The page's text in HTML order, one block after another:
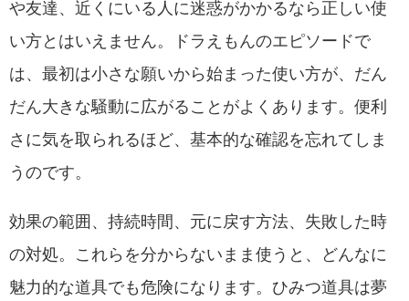
や友達、近くにいる人に迷惑がかかるなら正しい使
い方とはいえません。ドラえもんのエピソードで
は、最初は小さな願いから始まった使い方が、だん
だん大きな騒動に広がることがよくあります。便利
さに気を取られるほど、基本的な確認を忘れてしま
うのです。
効果の範囲、持続時間、元に戻す方法、失敗した時
の対処。これらを分からないまま使うと、どんなに
魅力的な道具でも危険になります。ひみつ道具は夢